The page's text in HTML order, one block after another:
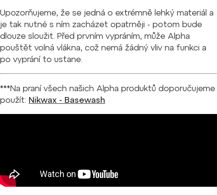
Upozorňujeme, že se jedná o extrémně lehký materiál a
je tak nutné s ním zacházet opatrněji - potom bude
dlouze sloužit. Před prvním vypráním, může Alpha
pouštět volná vlákna, což nemá žádný vliv na funkci a
po vyprání to ustane.
***Na praní všech našich Alpha produktů doporučujeme
použít: Nikwax - Basewash